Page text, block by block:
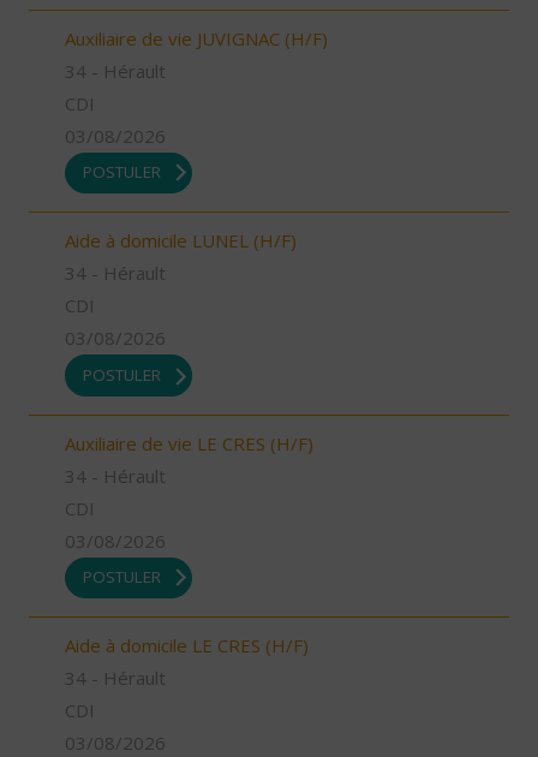
Auxiliaire de vie JUVIGNAC (H/F)
34 - Hérault
CDI
03/08/2026
POSTULER
Aide à domicile LUNEL (H/F)
34 - Hérault
CDI
03/08/2026
POSTULER
Auxiliaire de vie LE CRES (H/F)
34 - Hérault
CDI
03/08/2026
POSTULER
Aide à domicile LE CRES (H/F)
34 - Hérault
CDI
03/08/2026